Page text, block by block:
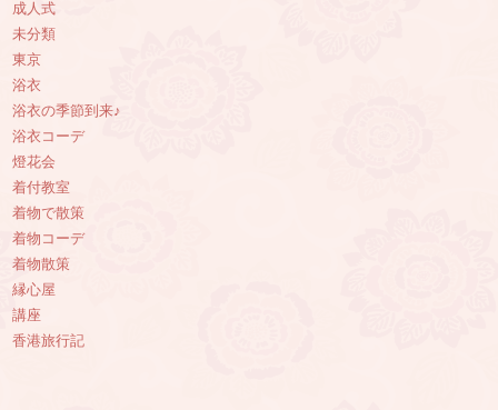
成人式
未分類
東京
浴衣
浴衣の季節到来♪
浴衣コーデ
燈花会
着付教室
着物で散策
着物コーデ
着物散策
縁心屋
講座
香港旅行記